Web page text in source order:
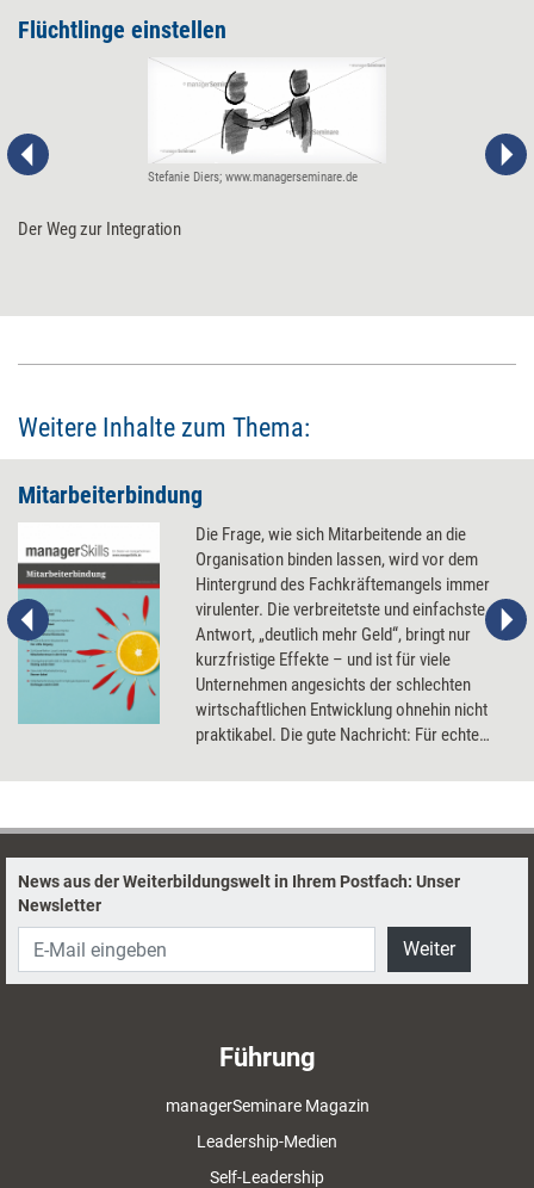
Flüchtlinge einstellen
Stefanie Diers; www.managerseminare.de
Der Weg zur Integration
Weitere Inhalte zum Thema:
Mitarbeiterbindung
Die Frage, wie sich Mitarbeitende an die
Organisation binden lassen, wird vor dem
Hintergrund des Fachkräftemangels immer
virulenter. Die verbreitetste und einfachste
Antwort, „deutlich mehr Geld“, bringt nur
kurzfristige Effekte – und ist für viele
Unternehmen angesichts der schlechten
wirtschaftlichen Entwicklung ohnehin nicht
praktikabel. Die gute Nachricht: Für echte
andere Faktoren viel entscheidender. Welche
entwickeln lassen.
News aus der Weiterbildungswelt in Ihrem Postfach: Unser
Newsletter
Weiter
Führung
managerSeminare Magazin
Leadership-Medien
Self-Leadership